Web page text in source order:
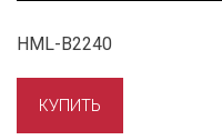
HML-B2240